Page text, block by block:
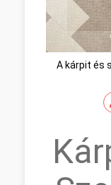
A kárpit és